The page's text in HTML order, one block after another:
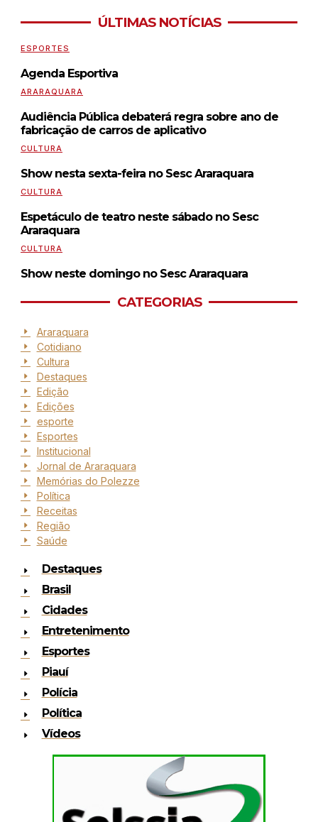
ÚLTIMAS NOTÍCIAS
ESPORTES
Agenda Esportiva
ARARAQUARA
Audiência Pública debaterá regra sobre ano de
fabricação de carros de aplicativo
CULTURA
Show nesta sexta-feira no Sesc Araraquara
CULTURA
Espetáculo de teatro neste sábado no Sesc
Araraquara
CULTURA
Show neste domingo no Sesc Araraquara
CATEGORIAS
Araraquara
Cotidiano
Cultura
Destaques
Edição
Edições
esporte
Esportes
Institucional
Jornal de Araraquara
Memórias do Polezze
Política
Receitas
Região
Saúde
Destaques
Brasil
Cidades
Entretenimento
Esportes
Piauí
Polícia
Política
Vídeos